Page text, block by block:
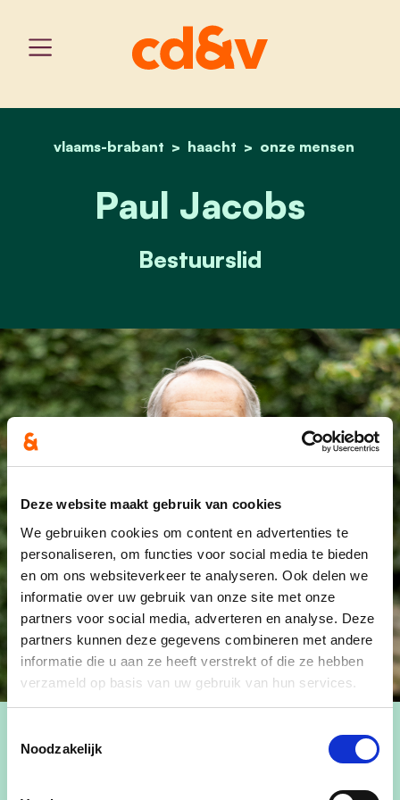
Deze website maakt gebruik van cookies
We gebruiken cookies om content en advertenties te
personaliseren, om functies voor social media te bieden
en om ons websiteverkeer te analyseren. Ook delen we
informatie over uw gebruik van onze site met onze
partners voor social media, adverteren en analyse. Deze
partners kunnen deze gegevens combineren met andere
informatie die u aan ze heeft verstrekt of die ze hebben
verzameld op basis van uw gebruik van hun services.
Noodzakelijk
home
vlaams-brabant haacht onze mensen
paul jacobs
Paul Jacobs
Bestuurslid